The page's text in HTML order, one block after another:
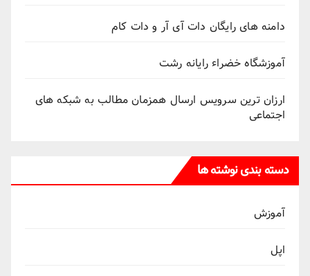
دامنه های رایگان دات آی آر و دات کام
آموزشگاه خضراء رایانه رشت
ارزان ترین سرویس ارسال همزمان مطالب به شبکه های
اجتماعی
دسته بندی نوشته ها
آموزش
اپل